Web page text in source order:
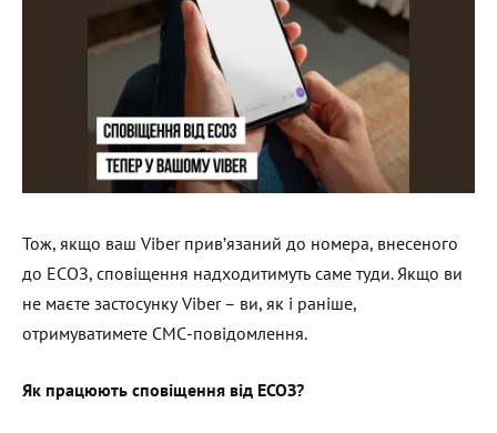
Тож, якщо ваш Viber прив’язаний до номера, внесеного
до ЕСОЗ, сповіщення надходитимуть саме туди. Якщо ви
не маєте застосунку Viber – ви, як і раніше,
отримуватимете СМС-повідомлення.
Як працюють сповіщення від ЕСОЗ?